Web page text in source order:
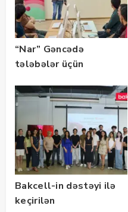
“Nar” Gəncədə
tələbələr üçün
təlimləri təşkil edib
Bakcell-in dəstəyi ilə
keçirilən